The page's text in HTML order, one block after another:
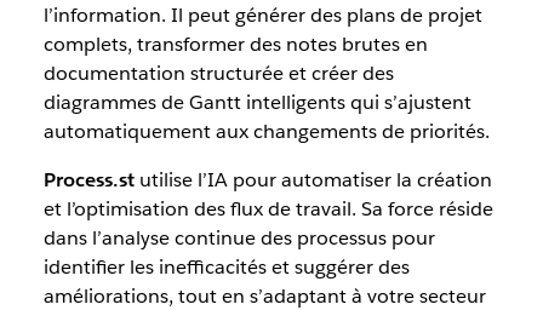
l’information. Il peut générer des plans de projet
complets, transformer des notes brutes en
documentation structurée et créer des
diagrammes de Gantt intelligents qui s’ajustent
automatiquement aux changements de priorités.
Process.stutilise l’IA pour automatiser la création
et l’optimisation des flux de travail. Sa force réside
dans l’analyse continue des processus pour
identifier les inefficacités et suggérer des
améliorations, tout en s’adaptant à votre secteur